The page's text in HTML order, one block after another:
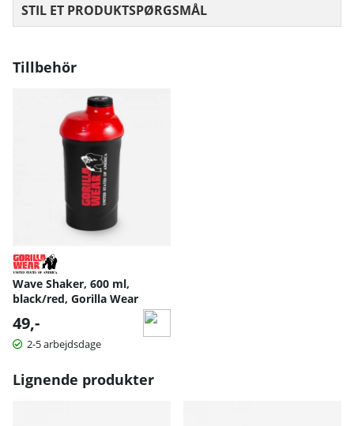
STIL ET PRODUKTSPØRGSMÅL
Tillbehör
Wave Shaker, 600 ml,
black/red, Gorilla Wear
49,-
2-5 arbejdsdage
Lignende produkter